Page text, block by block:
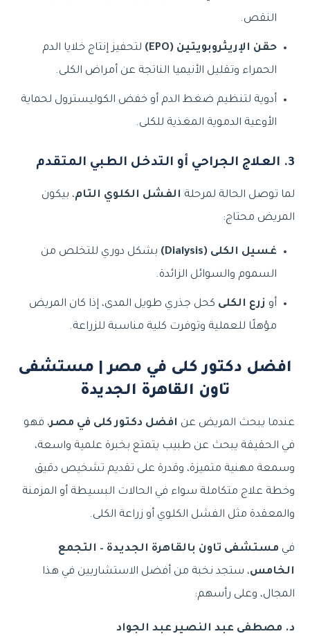
النقص.
حقن الإريثروبويتين ⁦(EPO)⁩
لتحفيز إنتاج خلايا الدم
الحمراء وتقليل الأنيميا الناتجة عن أمراض الكلى.
أدوية لتنظيم ضغط الدم أو خفض الكوليسترول لحماية
الأوعية الدموية المغذية للكلى.
3. العلاج الجراحي أو التدخل الطبي المتقدم
لما توصل الحالة لمرحلة الفشل الكلوي التام، بيكون
المريض محتاج:
غسيل الكلى ⁦(Dialysis)⁩
بشكل دوري للتخلص من
السموم والسوائل الزائدة.
أو زرع الكلى كحل جذري طويل المدى، إذا كان المريض
مؤهلًا للعملية وتوفرت كلية مناسبة للزراعة.
افضل دكتور كلى في مصر | مستشفى
تاون القاهرة الجديدة
عندما يبحث المريض عن افضل دكتور كلى في مصر، فهو
في الحقيقة يبحث عن طبيب يتمتع بخبرة علمية واسعة،
وسمعة مهنية متميزة، وقدرة على تقديم تشخيص دقيق
وخطة علاج متكاملة سواء في الحالات البسيطة أو المزمنة
والمعقدة مثل الفشل الكلوي أو زراعة الكلى.
في مستشفى تاون بالقاهرة الجديدة – التجمع
الخامس، ستجد نخبة من أفضل الاستشاريين في هذا
المجال، وعلى رأسهم:
د. مصطفى عبد النصير عبد الجواد